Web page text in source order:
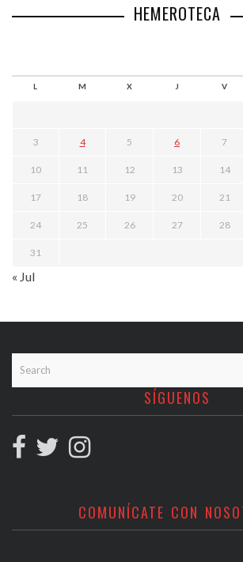
HEMEROTECA
L M X J V
3 4 5 6 7
10 11 12 13 14
17 18 19 20 21
24 25 26 27 28
31
« Jul
SÍGUENOS
COMUNÍCATE CON